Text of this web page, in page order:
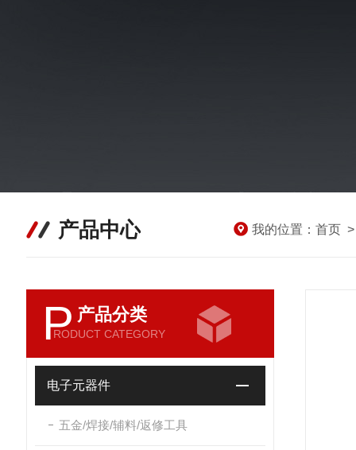
产品中心 我的位置： 首页
P 产品分类
RODUCT CATEGORY
电子元器件
五金/焊接/辅料/返修工具